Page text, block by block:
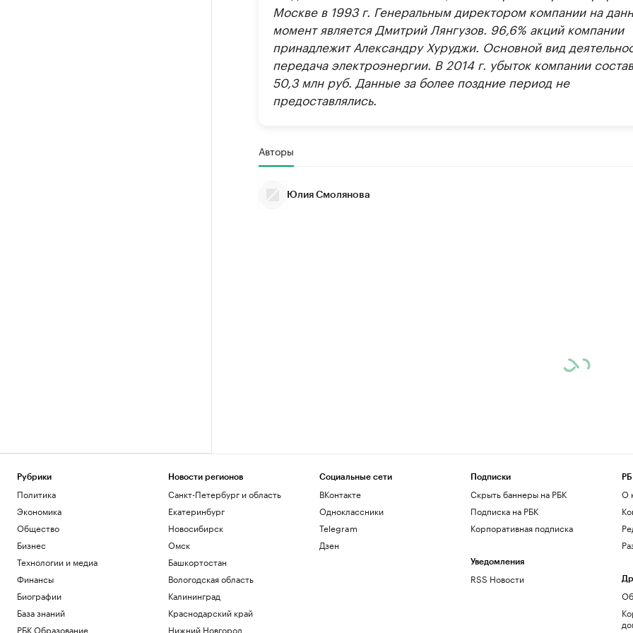
Москве в 1993 г. Генеральным директором компании на
момент является Дмитрий Лянгузов. 96,6% акций компании
принадлежит Александру Хуруджи. Основной вид
передача электроэнергии. В 2014 г. убыток компании
50,3 млн руб. Данные за более поздние период не
предоставлялись.
Авторы
Юлия Смолянова
Рубрики
Политика
Экономика
Общество
Бизнес
Технологии и медиа
Финансы
Биографии
База знаний
РБК Образование
Новости регионов
Санкт-Петербург и область
Екатеринбург
Новосибирск
Омск
Башкортостан
Вологодская область
Калининград
Краснодарский край
Нижний Новгород
Социальные сети
ВКонтакте
Одноклассники
Telegram
Дзен
Подписки
Скрыть баннеры на РБК
Подписка на РБК
Корпоративная подписка
Уведомления
RSS Новости
О